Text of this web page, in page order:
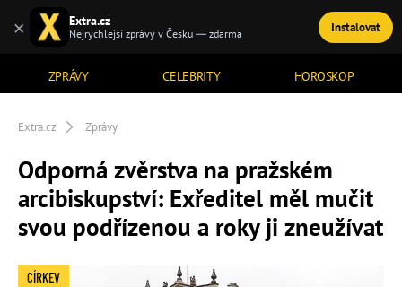
ZPRÁVY CELEBRITY HOROSKOP
TÉMATA
Extra.cz Zprávy
Odporná zvěrstva na pražském
arcibiskupství: Exředitel měl mučit
svou podřízenou a roky ji zneužívat
CÍRKEV
× Extra.cz
Nejrychlejší zprávy v Česku — zdarma Instalovat